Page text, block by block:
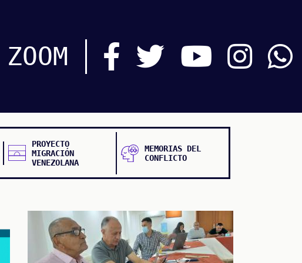
ZOOM
PROYECTO
MIGRACIÓN
VENEZOLANA
MEMORIAS DEL
CONFLICTO